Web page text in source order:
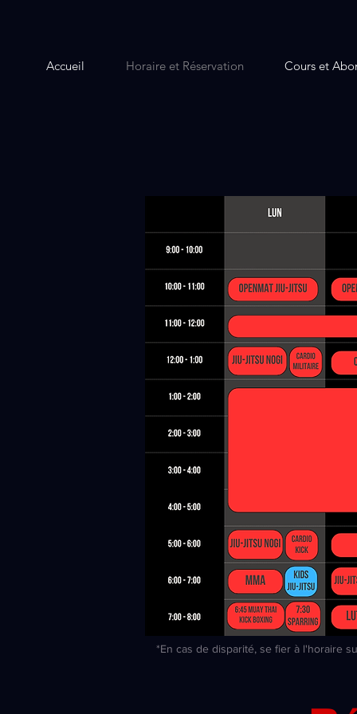
Accueil Horaire et Réservation Cours et
*En cas de disparité, se fier à l'horaire